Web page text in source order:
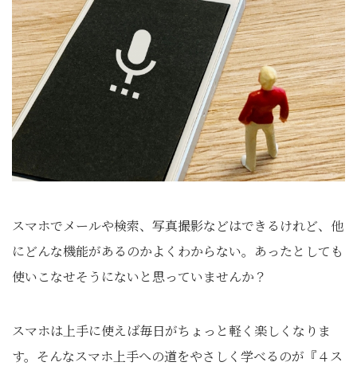
スマホでメールや検索、写真撮影などはできるけれど、他
にどんな機能があるのかよくわからない。あったとしても
使いこなせそうにないと思っていませんか？
スマホは上手に使えば毎日がちょっと軽く楽しくなりま
す。そんなスマホ上手への道をやさしく学べるのが『４ス